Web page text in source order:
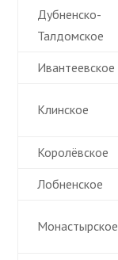
Дубненско-
Талдомское
Ивантеевское
Клинское
Королёвское
Лобненское
Монастырское